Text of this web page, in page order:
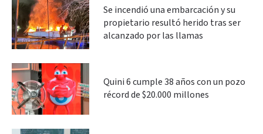
Se incendió una embarcación y su
propietario resultó herido tras ser
alcanzado por las llamas
Quini 6 cumple 38 años con un pozo
récord de $20.000 millones